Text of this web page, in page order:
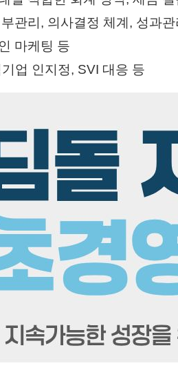
부관리, 의사결정 체계, 성과
마케팅 등
업 인지정, SVI 대응 등